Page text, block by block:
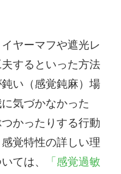
ヤーマフや遮光レ
するといった方法
い（感覚鈍麻）場
気づかなかった
かったりする行動
覚特性の詳しい理
ては、
「感覚過敏